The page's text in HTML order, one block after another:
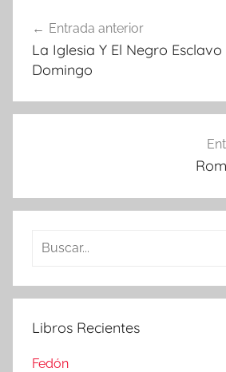
de
entradas
Entrada anterior
La Iglesia Y El Negro Esclavo
Domingo
Buscar:
Libros Recientes
Fedón